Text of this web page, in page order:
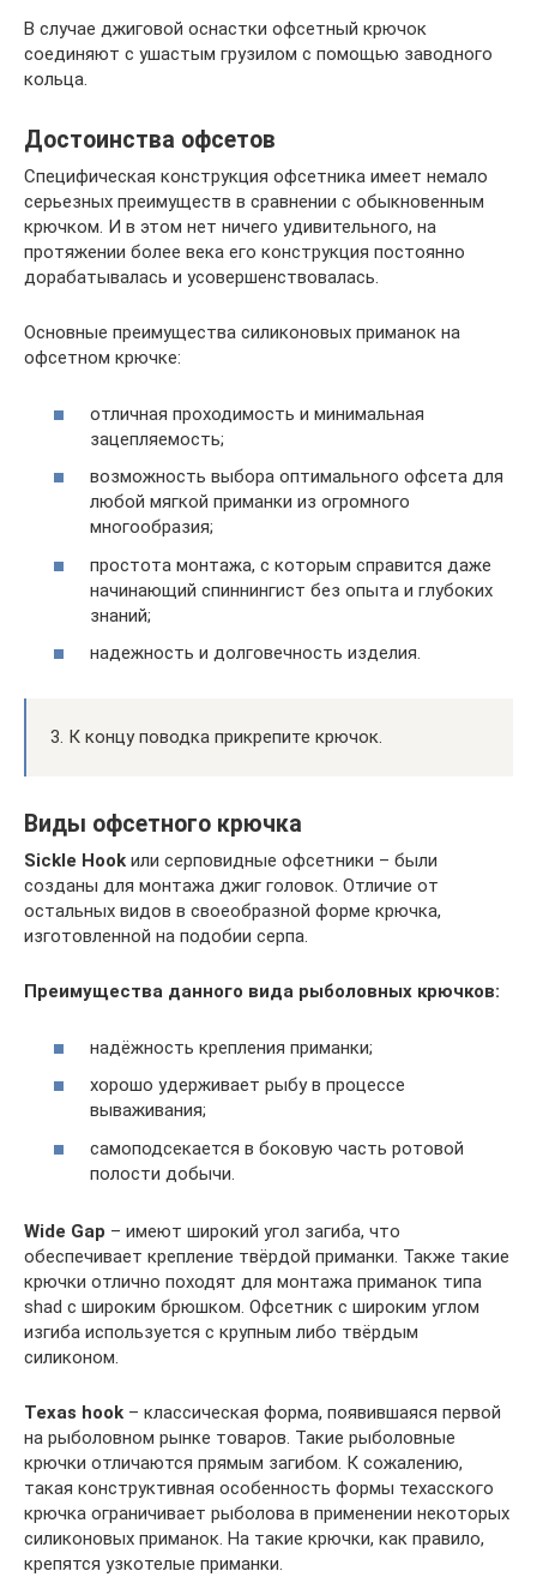
В случае джиговой оснастки офсетный крючок
соединяют с ушастым грузилом с помощью заводного
кольца.
Достоинства офсетов
Специфическая конструкция офсетника имеет немало
серьезных преимуществ в сравнении с обыкновенным
крючком. И в этом нет ничего удивительного, на
протяжении более века его конструкция постоянно
дорабатывалась и усовершенствовалась.
Основные преимущества силиконовых приманок на
офсетном крючке:
отличная проходимость и минимальная
зацепляемость;
возможность выбора оптимального офсета для
любой мягкой приманки из огромного
многообразия;
простота монтажа, с которым справится даже
начинающий спиннингист без опыта и глубоких
знаний;
надежность и долговечность изделия.
3. К концу поводка прикрепите крючок.
Виды офсетного крючка
Sickle Hook или серповидные офсетники – были
созданы для монтажа джиг головок. Отличие от
остальных видов в своеобразной форме крючка,
изготовленной на подобии серпа.
Преимущества данного вида рыболовных крючков:
надёжность крепления приманки;
хорошо удерживает рыбу в процессе
вываживания;
самоподсекается в боковую часть ротовой
полости добычи.
Wide Gap – имеют широкий угол загиба, что
обеспечивает крепление твёрдой приманки. Также такие
крючки отлично походят для монтажа приманок типа
shad с широким брюшком. Офсетник с широким углом
изгиба используется с крупным либо твёрдым
силиконом.
Texas hook – классическая форма, появившаяся первой
на рыболовном рынке товаров. Такие рыболовные
крючки отличаются прямым загибом. К сожалению,
такая конструктивная особенность формы техасского
крючка ограничивает рыболова в применении некоторых
силиконовых приманок. На такие крючки, как правило,
крепятся узкотелые приманки.